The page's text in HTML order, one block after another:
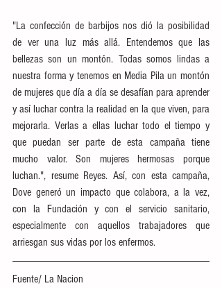
"La confección de barbijos nos dió la posibilidad
de ver una luz más allá. Entendemos que las
bellezas son un montón. Todas somos lindas a
nuestra forma y tenemos en Media Pila un montón
de mujeres que día a día se desafían para aprender
y así luchar contra la realidad en la que viven, para
mejorarla. Verlas a ellas luchar todo el tiempo y
que puedan ser parte de esta campaña tiene
mucho valor. Son mujeres hermosas porque
luchan.", resume Reyes. Así, con esta campaña,
Dove generó un impacto que colabora, a la vez,
con la Fundación y con el servicio sanitario,
especialmente con aquellos trabajadores que
arriesgan sus vidas por los enfermos.
Fuente/ La Nacion